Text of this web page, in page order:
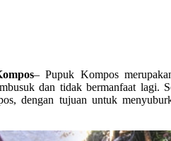
– Pupuk Kompos
dan tidak bermanfaat lagi.
dengan tujuan untuk